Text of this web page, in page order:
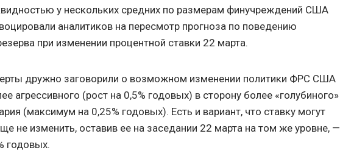
у нескольких средних по размерам финучреждений США
аналитиков на пересмотр прогноза по поведению
при изменении процентной ставки 22 марта.
дружно заговорили о возможном изменении политики ФРС США
агрессивного (рост на 0,5% годовых) в сторону более «голубиного»
(максимум на 0,25% годовых). Есть и вариант, что ставку могут
не изменить, оставив ее на заседании 22 марта на том же уровне, —
годовых.